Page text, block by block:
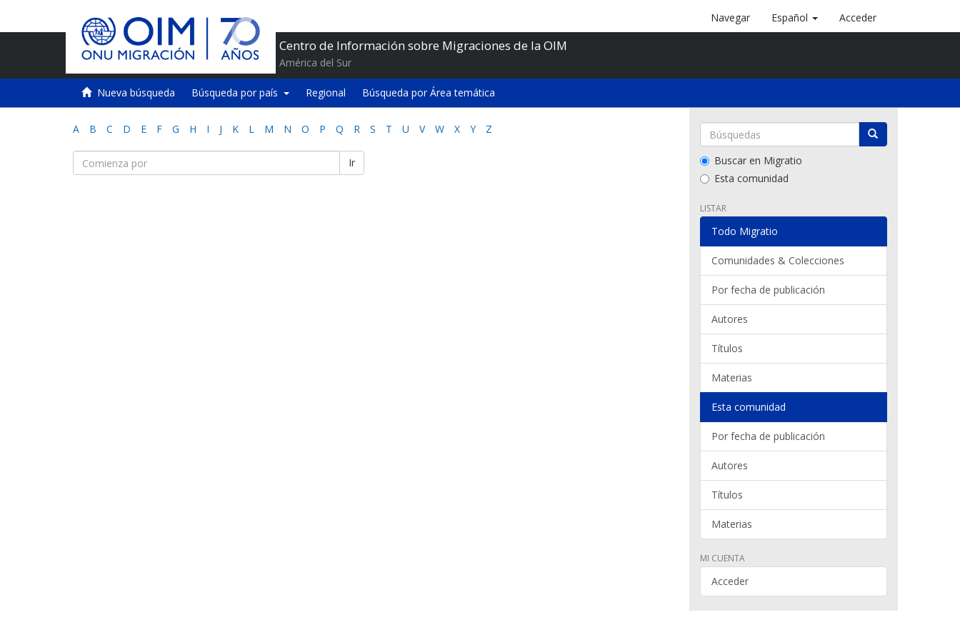
Centro de Información sobre Migraciones de la OIM
América del Sur
Navegar Español Acceder
Nueva búsqueda Búsqueda por país Regional Búsqueda por Área temática
A B C D E F G H I J K L M N O P Q R S T U V W X Y Z
Ir
Buscar en Migratio
Esta comunidad
LISTAR
Todo Migratio
Comunidades & Colecciones
Por fecha de publicación
Autores
Títulos
Materias
Esta comunidad
Por fecha de publicación
Autores
Títulos
Materias
MI CUENTA
Acceder